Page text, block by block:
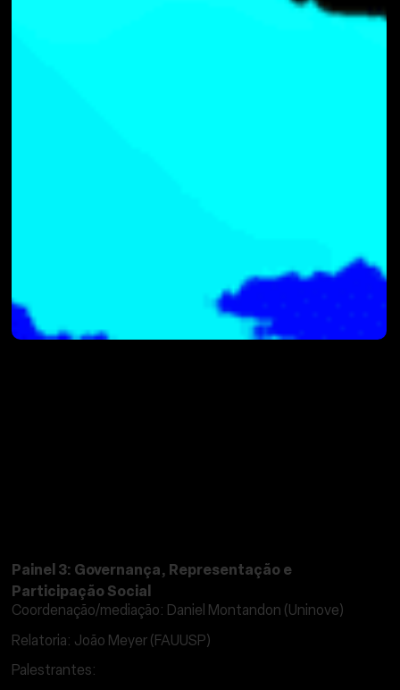
Painel 3: Governança, Representação e
Participação Social
Coordenação/mediação: Daniel Montandon (Uninove)
Relatoria: João Meyer (FAUUSP)
Palestrantes: